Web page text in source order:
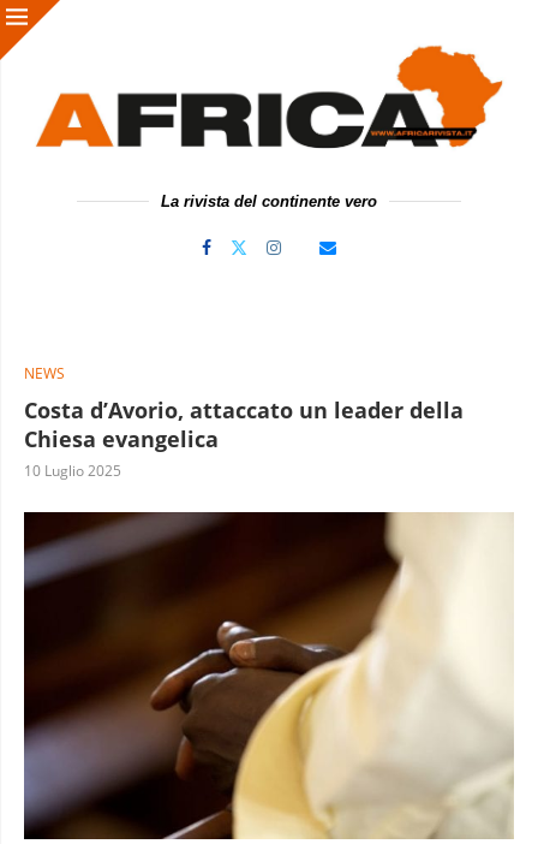
La rivista del continente vero
NEWS
Costa d’Avorio, attaccato un leader della
Chiesa evangelica
10 Luglio 2025